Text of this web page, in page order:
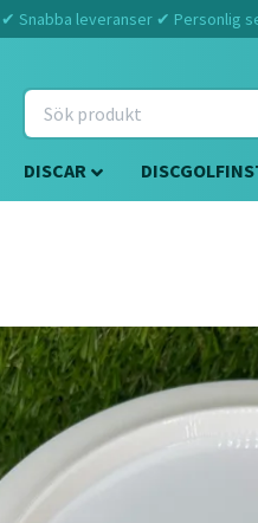
Snabba leveranser ✔ Personlig
DISCAR